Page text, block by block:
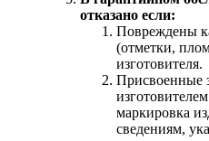
отказано если:
Повреждены
(отметки,
изготовителя.
Присвоенные
маркировка
сведениям,